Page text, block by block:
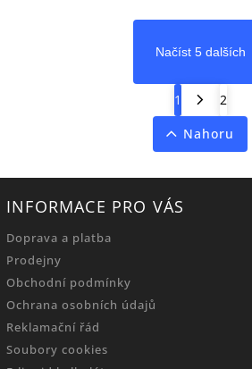
Načíst 5 dalších
1
2
Nahoru
INFORMACE PRO VÁS
Doprava a platba
Prodejny
Obchodní podmínky
Ochrana osobních údajů
Reklamační řád
Soubory cookies